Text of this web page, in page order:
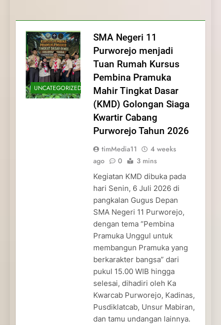
dan Pengabdian Generasi
Pramuka
Pramuka
Kepedulian
UNCATEGORIZED
SMA Negeri 11
Purworejo menjadi
Tuan Rumah Kursus
Pembina Pramuka
Mahir Tingkat Dasar
(KMD) Golongan Siaga
Kwartir Cabang
Purworejo Tahun 2026
timMedia11
4 weeks
ago
0 3 mins
Kegiatan KMD dibuka pada
hari Senin, 6 Juli 2026 di
pangkalan Gugus Depan
SMA Negeri 11 Purworejo,
dengan tema “Pembina
Pramuka Unggul untuk
membangun Pramuka yang
berkarakter bangsa” dari
pukul 15.00 WIB hingga
selesai, dihadiri oleh Ka
Kwarcab Purworejo, Kadinas,
Pusdiklatcab, Unsur Mabiran,
dan tamu undangan lainnya.